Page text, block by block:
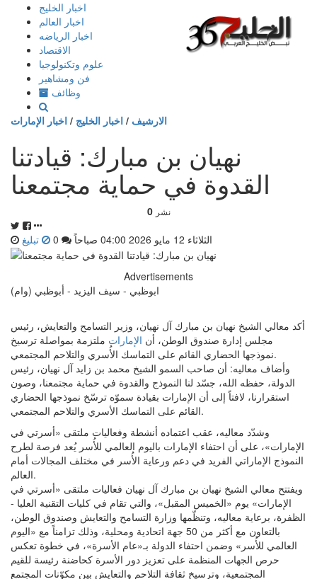
إذهب
المحتوى
اخبار الخليج
اخبار العالم
اخبار الرياضه
الاقتصاد
علوم وتكنولوجيا
فن ومشاهير
وظائف
الارشيف / اخبار الخليج / اخبار الإمارات
نهيان بن مبارك: قيادتنا
القدوة في حماية مجتمعنا
0 نشر
الثلاثاء 12 مايو 2026 04:00 صباحاً تبليغ
Advertisements
ابوظبي - سيف اليزيد - أبوظبي (وام)
أكد معالي الشيخ نهيان بن مبارك آل نهيان، وزير التسامح والتعايش، رئيس
مجلس إدارة صندوق الوطن، أن الإمارات ملتزمة بمواصلة ترسيخ
نموذجها الحضاري القائم على التماسك الأُسري والتلاحم المجتمعي.
وأضاف معاليه: أن صاحب السمو الشيخ محمد بن زايد آل نهيان، رئيس
الدولة، حفظه الله، جسّد لنا النموذج والقدوة في حماية مجتمعنا، وصون
استقرارنا، لافتاً إلى أن الإمارات بقيادة سموّه ترسّخ نموذجها الحضاري
القائم على التماسك الأسري والتلاحم المجتمعي.
وشدّد معاليه، عقب اعتماده أنشطة وفعاليات ملتقى «أسرتي في
الإمارات»، على أن احتفاء الإمارات باليوم العالمي للأُسر يُعد فرصة لطرح
النموذج الإماراتي الفريد في دعم ورعاية الأُسر في مختلف المجالات أمام
العالم.
ويفتتح معالي الشيخ نهيان بن مبارك آل نهيان فعاليات ملتقى «أسرتي في
الإمارات» يوم «الخميس المقبل»، والتي تقام في كليات التقنية العليا -
الظفرة، برعاية معاليه، وتنظّمها وزارة التسامح والتعايش وصندوق الوطن،
بالتعاون مع أكثر من 50 جهة اتحادية ومحلية، وذلك تزامناً مع «اليوم
العالمي للأُسر» وضمن احتفاء الدولة بـ«عام الأسرة»، في خطوة تعكس
حرص الجهات المنظمة على تعزيز دور الأسرة كحاضنة رئيسة للقيم
المجتمعية، وترسيخ ثقافة التلاحم والتعايش بين مكوّنات المجتمع